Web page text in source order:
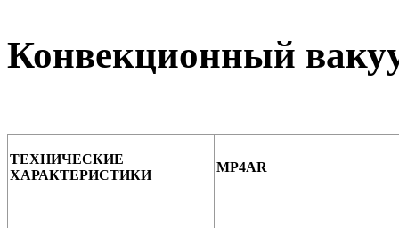
Конвекционный
ТЕХНИЧЕСКИЕ
ХАРАКТЕРИСТИКИ
MP4AR